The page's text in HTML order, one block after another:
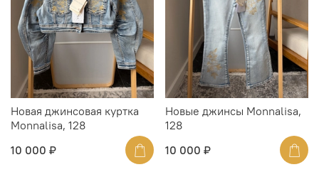
Новая джинсовая куртка
Monnalisa, 128
10 000 ₽
Новые джинсы Monnalisa,
128
10 000 ₽